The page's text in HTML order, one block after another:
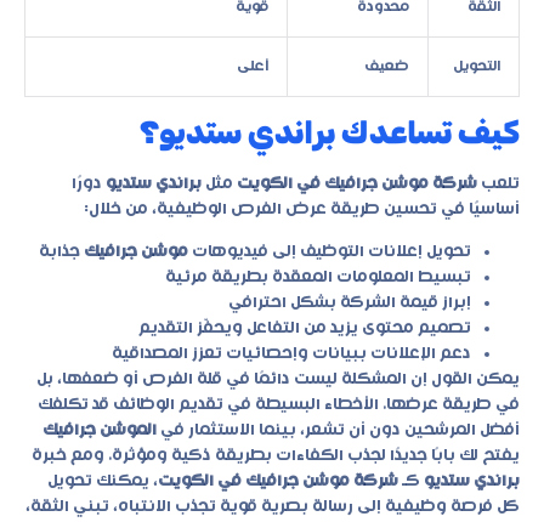
الثقة محدودة قوية
التحويل ضعيف أعلى
كيف تساعدك براندي ستديو؟
تلعب شركة موشن جرافيك في الكويت مثل براندي ستديو دورًا
أساسيًا في تحسين طريقة عرض الفرص الوظيفية، من خلال:
تحويل إعلانات التوظيف إلى فيديوهات موشن جرافيك جذابة
تبسيط المعلومات المعقدة بطريقة مرئية
إبراز قيمة الشركة بشكل احترافي
تصميم محتوى يزيد من التفاعل ويحفّز التقديم
دعم الإعلانات ببيانات وإحصائيات تعزز المصداقية
يمكن القول إن المشكلة ليست دائمًا في قلة الفرص أو ضعفها، بل
في طريقة عرضها. الأخطاء البسيطة في تقديم الوظائف قد تكلفك
أفضل المرشحين دون أن تشعر، بينما الاستثمار في الموشن جرافيك
يفتح لك بابًا جديدًا لجذب الكفاءات بطريقة ذكية ومؤثرة. ومع خبرة
براندي ستديو كـ شركة موشن جرافيك في الكويت، يمكنك تحويل
كل فرصة وظيفية إلى رسالة بصرية قوية تجذب الانتباه، تبني الثقة،